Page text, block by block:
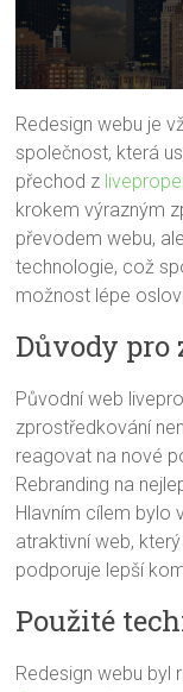
Redesign webu je
společnost, která
přechod z
krokem výrazným
převodem webu,
technologie, což
možnost lépe
Důvody pro
Původní web
zprostředkování
reagovat na nové
Rebranding na
Hlavním cílem bylo
atraktivní web,
podporuje lepší
Použité
Redesign webu